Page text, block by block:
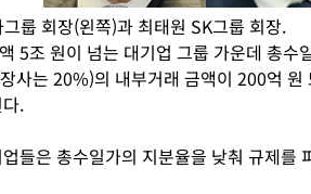
룹 회장(왼쪽)과 최태원 SK그룹 회장.
5조 원이 넘는 대기업 그룹 가운데 총수
사는 20%)의 내부거래 금액이 200억
.
들은 총수일가의 지분율을 낮춰 규제를